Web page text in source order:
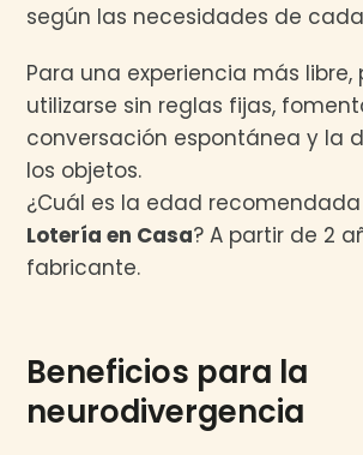
según las necesidades de
Para una experiencia más libre,
utilizarse sin reglas fijas,
conversación espontánea y la
los objetos.
¿Cuál es la edad
Lotería en Casa? A partir de 2
fabricante.
Beneficios para la
neurodivergencia